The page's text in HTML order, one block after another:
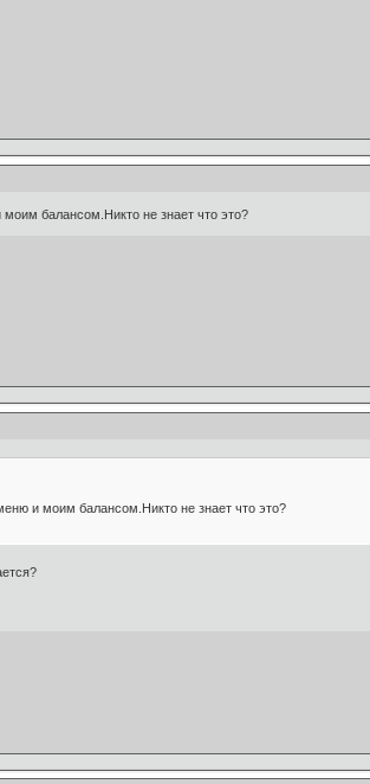
балансом.Никто не знает что это?
и моим балансом.Никто не знает что это?